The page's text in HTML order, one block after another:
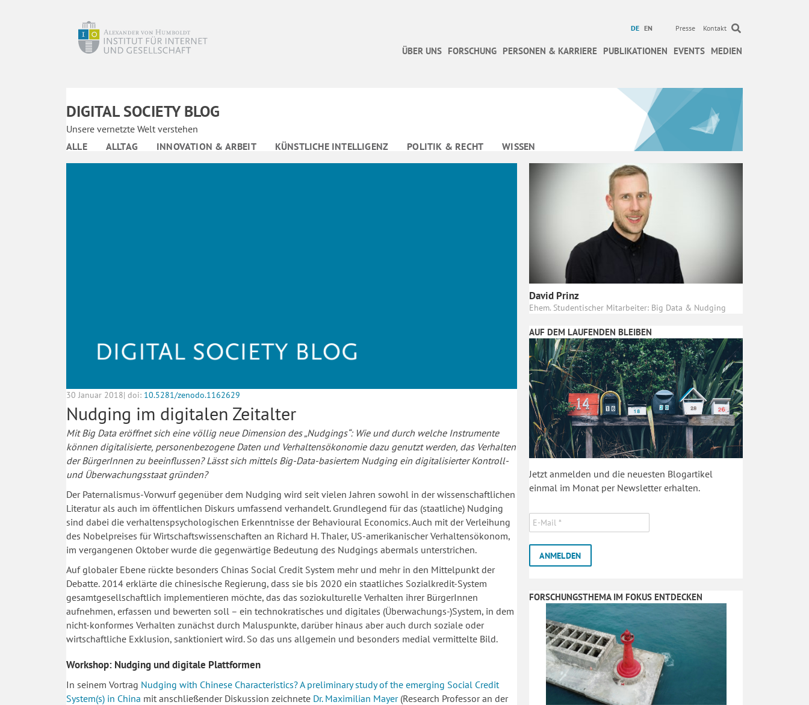
DE EN Presse Kontakt
ÜBER UNS FORSCHUNG PERSONEN & KARRIERE PUBLIKATIONEN EVENTS MEDIEN
DIGITAL SOCIETY BLOG
Unsere vernetzte Welt verstehen
ALLE
ALLTAG INNOVATION & ARBEIT KÜNSTLICHE INTELLIGENZ POLITIK & RECHT WISSEN
30 Januar 2018| doi: 10.5281/zenodo.1162629
Nudging im digitalen Zeitalter
Mit Big Data eröffnet sich eine völlig neue Dimension des „Nudgings“: Wie und durch welche Instrumente
können digitalisierte, personenbezogene Daten und Verhaltensökonomie dazu genutzt werden, das Verhalten
der BürgerInnen zu beeinflussen? Lässt sich mittels Big-Data-basiertem Nudging ein digitalisierter Kontroll-
und Überwachungsstaat gründen?
Der Paternalismus-Vorwurf gegenüber dem Nudging wird seit vielen Jahren sowohl in der wissenschaftlichen
Literatur als auch im öffentlichen Diskurs umfassend verhandelt. Grundlegend für das (staatliche) Nudging
sind dabei die verhaltenspsychologischen Erkenntnisse der Behavioural Economics. Auch mit der Verleihung
des Nobelpreises für Wirtschaftswissenschaften an Richard H. Thaler, US-amerikanischer Verhaltensökonom,
im vergangenen Oktober wurde die gegenwärtige Bedeutung des Nudgings abermals unterstrichen.
Auf globaler Ebene rückte besonders Chinas Social Credit System mehr und mehr in den Mittelpunkt der
Debatte. 2014 erklärte die chinesische Regierung, dass sie bis 2020 ein staatliches Sozialkredit-System
gesamtgesellschaftlich implementieren möchte, das das soziokulturelle Verhalten ihrer BürgerInnen
aufnehmen, erfassen und bewerten soll – ein technokratisches und digitales (Überwachungs-)System, in dem
nicht-konformes Verhalten zunächst durch Maluspunkte, darüber hinaus aber auch durch soziale oder
wirtschaftliche Exklusion, sanktioniert wird. So das uns allgemein und besonders medial vermittelte Bild.
Workshop: Nudging und digitale Plattformen
In seinem Vortrag Nudging with Chinese Characteristics? A preliminary study of the emerging Social Credit
System(s) in China mit anschließender Diskussion zeichnete Dr. Maximilian Mayer(Research Professor an der
David Prinz
Ehem. Studentischer Mitarbeiter: Big Data & Nudging
AUF DEM LAUFENDEN BLEIBEN
Jetzt anmelden und die neuesten Blogartikel
einmal im Monat per Newsletter erhalten.
FORSCHUNGSTHEMA IM FOKUS ENTDECKEN